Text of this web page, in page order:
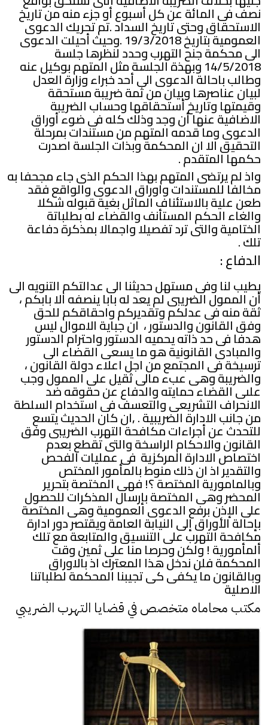
نصف فى المائة عن كل أسبوع أو جزء منه من تاريخ
الاستحقاق وحتى تاريخ السداد .تم تحريك الدعوى
العمومية بتاريخ 19/3/2018 .وحيث أحيلت الدعوى
الى محكمة جنح التهرب وحدد لنظرها جلسة
14/5/2018 وبهذة الجلسة مثل المتهم بوكيل عنه
وطالب باحالة الدعوى الى أحد خبراء وزارة العدل
لبيان عناصرها وبيان من ثمة ضريبة مستحقة
وقيمتها وتاريخ أستحقاقها وحساب الضريبة
الاضافية عنها أن وجد وذلك كله فى ضوء أوراق
الدعوى وما قدمه المتهم من مستندات بمرحلة
التحقيق الا ان المحكمة وبذات الجلسة اصدرت
حكمها المتقدم .
واذ لم يرتضى المتهم بهذا الحكم الذى جاء مجحفا به
مخالفا للمستندات واوراق الدعوى والواقع فقد
طعن علية بالاستئناف الماثل بغية قبوله شكلا
والغاء الحكم المستأنف والقضاء له بطلباتة
الختامية والتى ترد تفصيلا واجمالا بمذكرة دفاعة
تلك .
الدفاع :
يطيب لنا وفى مستهل حديثنا الى عدالتكم التنويه الى
أن الممول الضريبى لم يعد له بابا ينصفه الا بابكم ،
ثقة منه فى عدلكم وتقديركم واحقاقكم للحق
وفق القانون والدستور ، ان جباية الاموال ليس
هدفا فى حد ذاته يحميه الدستور واحترام الدستور
والمبادى القانونية هو ما يسعى القضاء الى
ترسيخة فى المجتمع من اجل اعلاء دولة القانون ،
والضريبة وهى عبء مالى ثقيل على الممول وجب
علىى القضاء حمايته والدفاع عن حقوقه ضد
الانحراف التشريعى والتعسف فى استخدام السلطة
من جانب الادارة الضريبية . ,ان كان الحديث يتسع
للتحدث عن أجراءات مكافحة التهرب الضريبى وفق
القانون والاحكام الراسخة والتى تقطع بعدم
اختصاص الادارة المركزية فى عمليات الفحص
والتقدير اذ ان ذلك منوط بالمأمور المختص
وبالمامورية المختصة ؟! فهى المختصة بتحرير
المحضر وهى المختصة بإرسال المذكرات للحصول
على الإذن برفع الدعوى العمومية وهى المختصة
بإحالة الأوراق إلى النيابة العامة ويقتصر دور ادارة
مكافحة التهرب على التنسيق والمتابعة مع تلك
ألمأمورية ! ولكن وحرصا منا على ثمين وقت
المحكمة فلن ندخل هذا المعترك اذ بالاوراق
وبالقانون ما يكفى كى تجيبنا المحكمة لطلباتنا
الاصلية
مكتب محاماه متخصص في قضايا التهرب الضريبي